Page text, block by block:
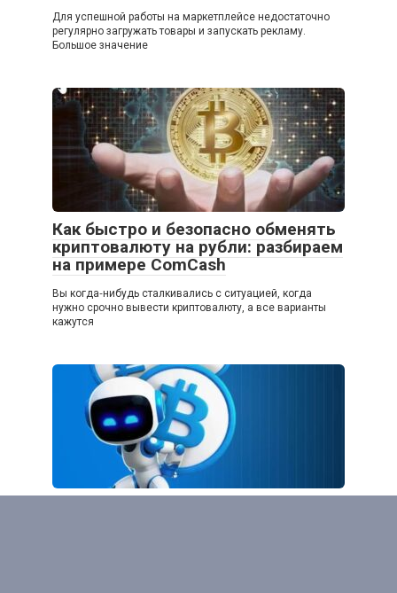
Для успешной работы на маркетплейсе недостаточно
регулярно загружать товары и запускать рекламу.
Большое значение
Как быстро и безопасно обменять
криптовалюту на рубли: разбираем
на примере ComCash
Вы когда‑нибудь сталкивались с ситуацией, когда
нужно срочно вывести криптовалюту, а все варианты
кажутся